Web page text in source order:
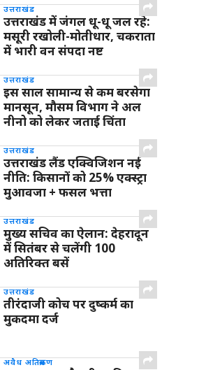
उत्तराखंड
उत्तराखंड में जंगल धू-धू जल रहे:
मसूरी रखोली-मोतीधार, चकराता
में भारी वन संपदा नष्ट
उत्तराखंड
इस साल सामान्य से कम बरसेगा
मानसून, मौसम विभाग ने अल
नीनो को लेकर जताई चिंता
उत्तराखंड
उत्तराखंड लैंड एक्विजिशन नई
नीति: किसानों को 25% एक्स्ट्रा
मुआवजा + फसल भत्ता
उत्तराखंड
मुख्य सचिव का ऐलान: देहरादून
में सितंबर से चलेंगी 100
अतिरिक्त बसें
उत्तराखंड
तीरंदाजी कोच पर दुष्कर्म का
मुकदमा दर्ज
अवैध अतिक्रमण